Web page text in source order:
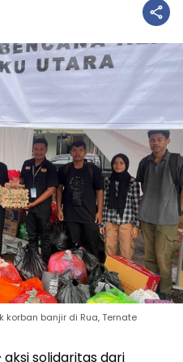
korban banjir di Rua, Ternate
aksi solidaritas dari